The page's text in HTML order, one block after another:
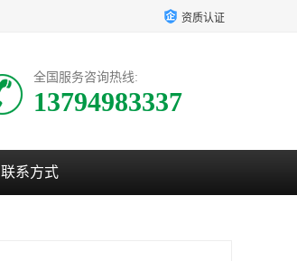
资质认证
全国服务咨询热线:
13794983337
联系方式